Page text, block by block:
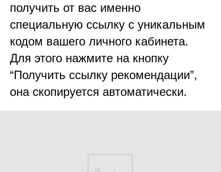
получить от вас именно
специальную ссылку с уникальным
кодом вашего личного кабинета.
Для этого нажмите на кнопку
“Получить ссылку рекомендации”,
она скопируется автоматически.